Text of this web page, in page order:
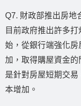
Q7. 財政部推出房地
目前政府推出許多
始，從銀行端強化
加，取得購屋資金
是針對房屋短期交
本增加。